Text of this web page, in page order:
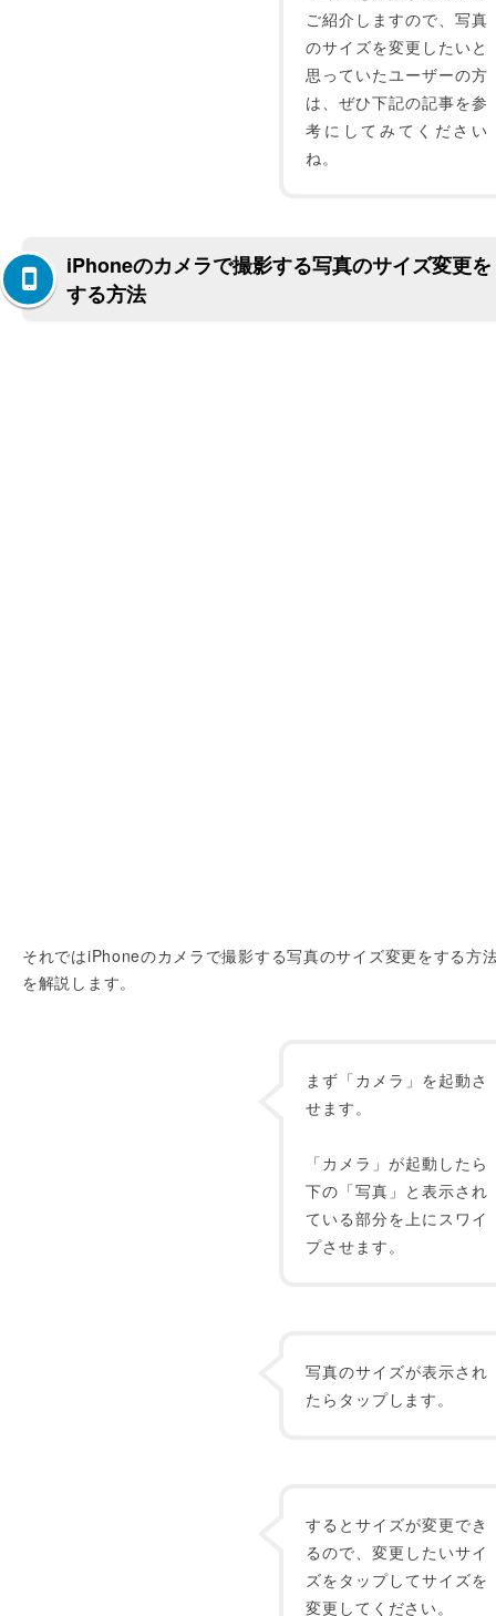
ご紹介しますので、写真
のサイズを変更したいと
思っていたユーザーの方
は、ぜひ下記の記事を参
考にしてみてください
ね。
iPhoneのカメラで撮影する写真のサイズ変更を
する方法
それではiPhoneのカメラで撮影する写真のサイズ変更をする方
を解説します。
まず「カメラ」を起動さ
せます。
「カメラ」が起動したら
下の「写真」と表示され
ている部分を上にスワイ
プさせます。
写真のサイズが表示され
たらタップします。
するとサイズが変更でき
るので、変更したいサイ
ズをタップしてサイズを
変更してください。